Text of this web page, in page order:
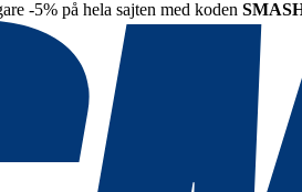
-5% på hela sajten med koden